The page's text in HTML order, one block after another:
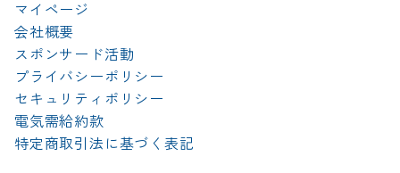
マイページ
会社概要
スポンサード活動
プライバシーポリシー
セキュリティポリシー
電気需給約款
特定商取引法に基づく表記